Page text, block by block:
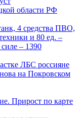
области РФ
4 средства ПВО,
и 80 ед. –
– 1390
ЛБС россияне
на Покровском
Прирост по карте